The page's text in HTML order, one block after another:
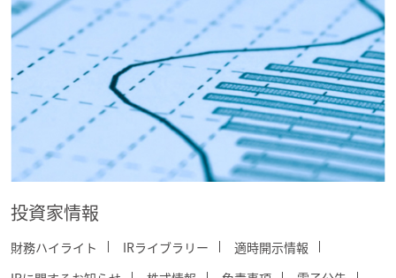
投資家情報
財務ハイライト IRライブラリー
適時開示情報